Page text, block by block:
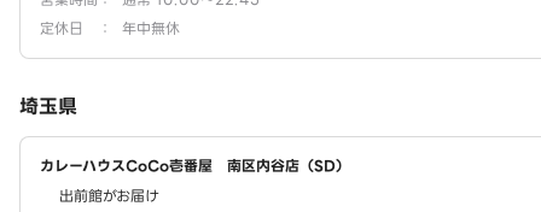
定休日
： 年中無休
埼玉県
カレーハウスCoCo壱番屋 南区内谷店（SD）
出前館がお届け